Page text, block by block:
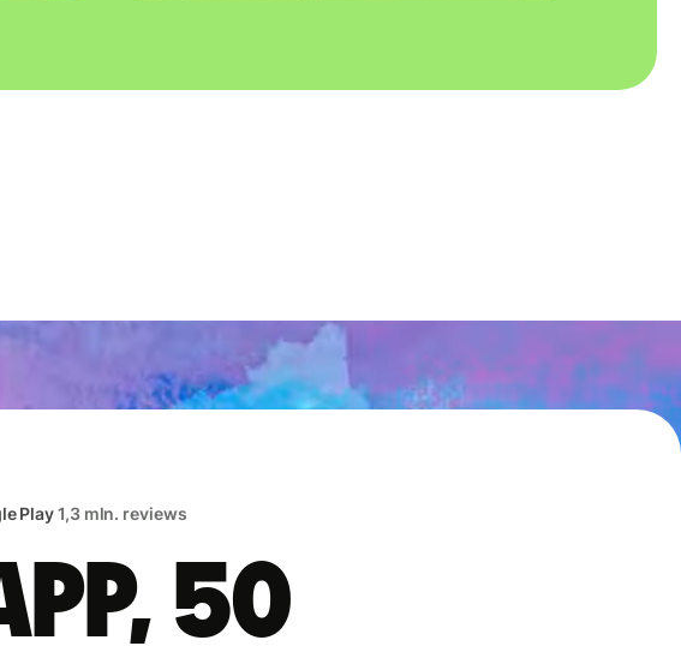
Play1,3 mln. reviews
50